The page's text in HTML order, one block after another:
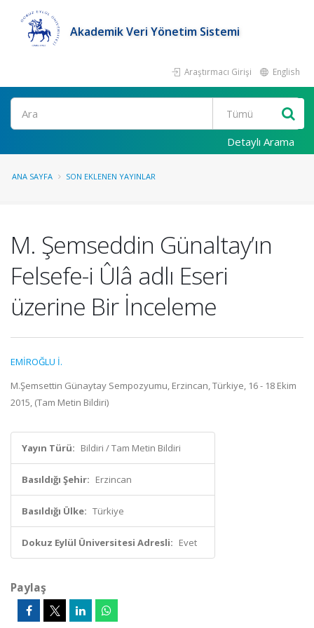
Akademik Veri Yönetim Sistemi
Araştırmacı Girişi English
Ara
Detaylı Arama
ANA SAYFA SON EKLENEN YAYINLAR
M. Şemseddin Günaltay’ın
Felsefe-i Ûlâ adlı Eseri
üzerine Bir İnceleme
EMİROĞLU İ.
M.Şemsettin Günaytay Sempozyumu, Erzincan, Türkiye, 16 - 18 Ekim
2015, (Tam Metin Bildiri)
Yayın Türü: Bildiri / Tam Metin Bildiri
Basıldığı Şehir: Erzincan
Basıldığı Ülke: Türkiye
Dokuz Eylül Üniversitesi Adresli: Evet
Paylaş